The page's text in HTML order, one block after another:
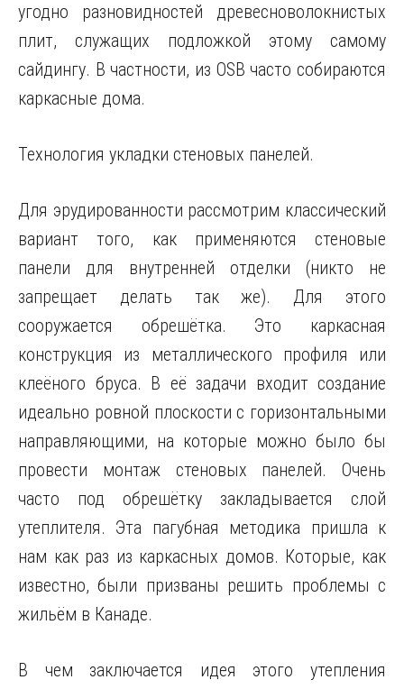
угодно разновидностей древесноволокнистых
плит, служащих подложкой этому самому
сайдингу. В частности, из OSB часто собираются
каркасные дома.
Технология укладки стеновых панелей.
Для эрудированности рассмотрим классический
вариант того, как применяются стеновые
панели для внутренней отделки (никто не
запрещает делать так же). Для этого
сооружается обрешётка. Это каркасная
конструкция из металлического профиля или
клеёного бруса. В её задачи входит создание
идеально ровной плоскости с горизонтальными
направляющими, на которые можно было бы
провести монтаж стеновых панелей. Очень
часто под обрешётку закладывается слой
утеплителя. Эта пагубная методика пришла к
нам как раз из каркасных домов. Которые, как
известно, были призваны решить проблемы с
жильём в Канаде.
В чем заключается идея этого утепления